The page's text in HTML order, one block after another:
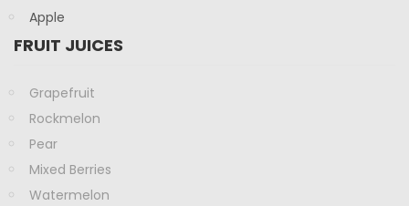
Apple
FRUIT JUICES
Grapefruit
Rockmelon
Pear
Mixed Berries
Watermelon